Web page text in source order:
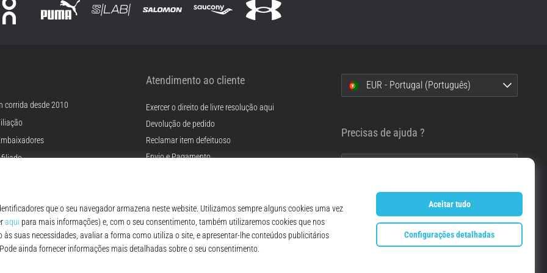
corrida desde 2010
Atendimento ao cliente
Exercer o direito de livre resolução aqui
Devolução de pedido
Reclamar item defeituoso
Envio e Pagamento
FAQ - Perguntas Frequentes
Regulamento de Proteção de Dados Pessoais
EUR - Portugal (Português)
Precisas de ajuda ?